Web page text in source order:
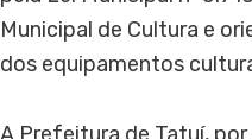
Municipal de Cultura e
dos equipamentos